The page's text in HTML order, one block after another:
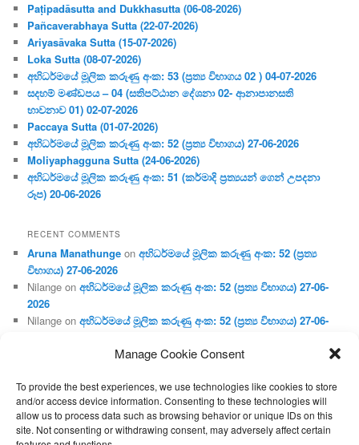
Manage Cookie Consent
To provide the best experiences, we use technologies like cookies to store
and/or access device information. Consenting to these technologies will
allow us to process data such as browsing behavior or unique IDs on this
site. Not consenting or withdrawing consent, may adversely affect certain
Paṭipadāsutta and Dukkhasutta (06-08-2026)
Pañcaverabhaya Sutta (22-07-2026)
Ariyasāvaka Sutta (15-07-2026)
Loka Sutta (08-07-2026)
අභිධර්මයේ මූලික කරුණු අංක: 53 (ප්‍ර‍ත්‍ය විභාගය 02 ) 04-07-2026
සදහම් මණ්ඩපය – 04 (සතිපට්ඨාන දේශනා 02- ආනාපානසති
භාවනාව 01) 02-07-2026
Paccaya Sutta (01-07-2026)
අභිධර්මයේ මූලික කරුණු අංක: 52 (ප්‍ර‍ත්‍ය විභාගය) 27-06-2026
Moliyaphagguna Sutta (24-06-2026)
අභිධර්මයේ මූලික කරුණු අංක: 51 (කර්මාදි ප්‍ර‍ත්‍යයන් ගෙන් උපදනා
රූප) 20-06-2026
RECENT COMMENTS
Aruna Manathunge onඅභිධර්මයේ මූලික කරුණු අංක: 52 (ප්‍ර‍ත්‍ය
විභාගය) 27-06-2026
Nilange onඅභිධර්මයේ මූලික කරුණු අංක: 52 (ප්‍ර‍ත්‍ය විභාගය) 27-06-
2026
Nilange onඅභිධර්මයේ මූලික කරුණු අංක: 52 (ප්‍ර‍ත්‍ය විභාගය) 27-06-
Aruna Manathungeonඅභිධර්මයේ මූලික කරුණු අංක: 46 (හෘදය,
Gunaratneonඅභිධර්මයේ මූලික කරුණු අංක: 46 (හෘදය, ජීවිත,
ආහාර රූප) 02-05-2026